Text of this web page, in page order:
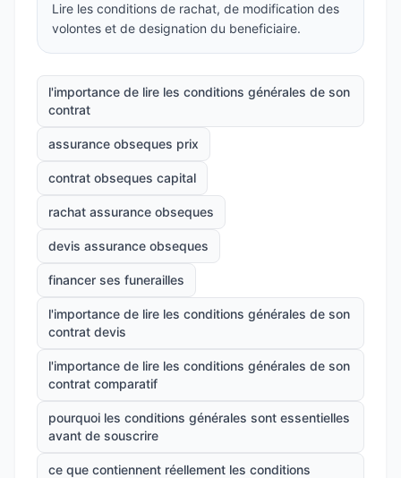
Lire les conditions de rachat, de modification des
volontes et de designation du beneficiaire.
l'importance de lire les conditions générales de son
contrat
assurance obseques prix
contrat obseques capital
rachat assurance obseques
devis assurance obseques
financer ses funerailles
l'importance de lire les conditions générales de son
contrat devis
l'importance de lire les conditions générales de son
contrat comparatif
pourquoi les conditions générales sont essentielles
avant de souscrire
ce que contiennent réellement les conditions